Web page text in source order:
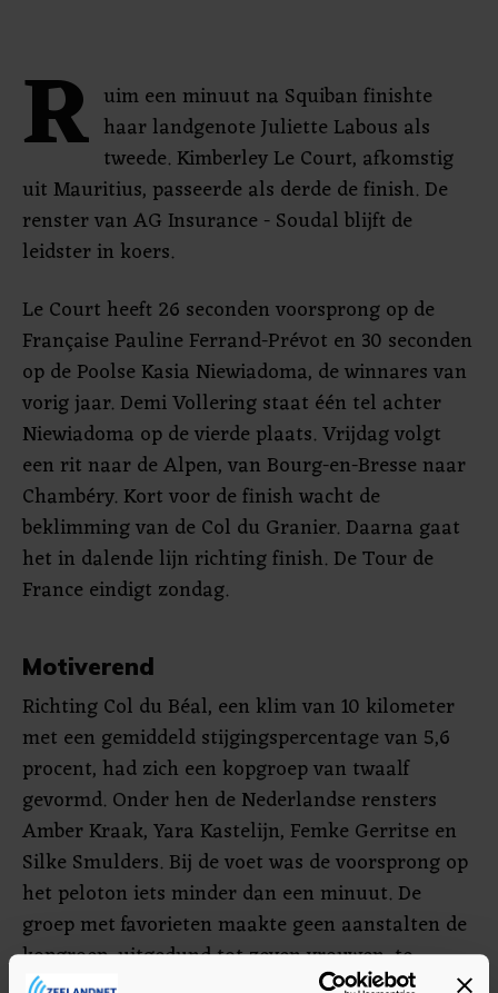
R uim een minuut na Squiban finishte
haar landgenote Juliette Labous als
tweede. Kimberley Le Court, afkomstig
uit Mauritius, passeerde als derde de finish. De
renster van AG Insurance - Soudal blijft de
leidster in koers.
Le Court heeft 26 seconden voorsprong op de
Française Pauline Ferrand-Prévot en 30 seconden
op de Poolse Kasia Niewiadoma, de winnares van
vorig jaar. Demi Vollering staat één tel achter
Niewiadoma op de vierde plaats. Vrijdag volgt
een rit naar de Alpen, van Bourg-en-Bresse naar
Chambéry. Kort voor de finish wacht de
beklimming van de Col du Granier. Daarna gaat
het in dalende lijn richting finish. De Tour de
France eindigt zondag.
Motiverend
Richting Col du Béal, een klim van 10 kilometer
met een gemiddeld stijgingspercentage van 5,6
procent, had zich een kopgroep van twaalf
gevormd. Onder hen de Nederlandse rensters
Amber Kraak, Yara Kastelijn, Femke Gerritse en
Silke Smulders. Bij de voet was de voorsprong op
het peloton iets minder dan een minuut. De
groep met favorieten maakte geen aanstalten de
kopgroep, uitgedund tot zeven vrouwen, te